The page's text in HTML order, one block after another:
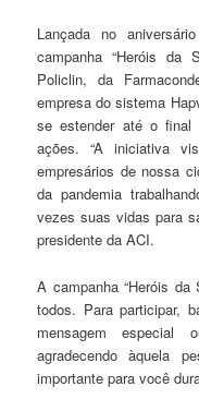
Lançada no
campanha “Heróis da
Policlin, da
empresa do sistema
se estender até o final
ações. “A iniciativa
empresários de nossa
da pandemia
vezes suas vidas para
presidente da ACI.
A campanha “Heróis
todos. Para participar,
mensagem
agradecendo àquela
importante para você